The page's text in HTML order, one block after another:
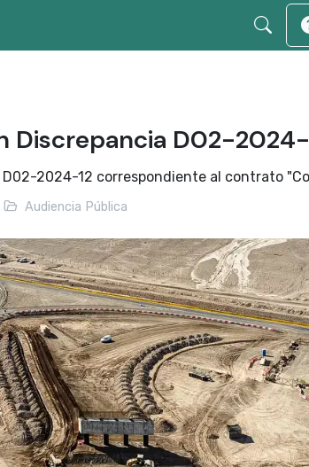
Discrepancia D02-2024-
2024-12 correspondiente al contrato
Audiencia Pública